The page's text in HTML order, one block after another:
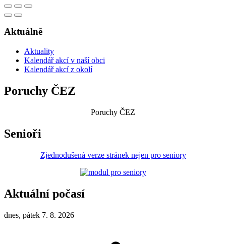
Aktuálně
Aktuality
Kalendář akcí v naší obci
Kalendář akcí z okolí
Poruchy ČEZ
Poruchy ČEZ
Senioři
Zjednodušená verze stránek nejen pro seniory
Aktuální počasí
dnes, pátek 7. 8. 2026